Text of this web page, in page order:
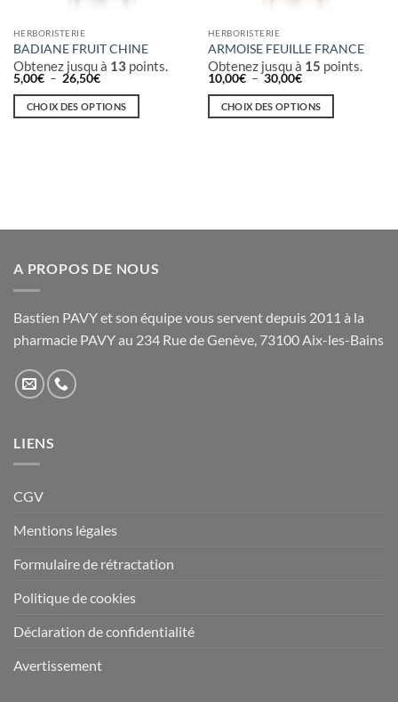
HERBORISTERIE
BADIANE FRUIT CHINE
Obtenez jusqu à 13 points.
5,00€ – 26,50€Plage
prix :
5,00€
CHOIX DES OPTIONS
être
choisies
sur
page
du
produit
HERBORISTERIE
ARMOISE FEUILLE FRANCE
Obtenez jusqu à 15 points.
10,00€ – 30,00€Plage
prix :
10,00€
CHOIX DES OPTIONS
sur
la
A PROPOS DE NOUS
Bastien PAVY et son équipe vous servent depuis 2011 à la
pharmacie PAVY au 234 Rue de Genève, 73100 Aix-les-Bains
LIENS
CGV
Mentions légales
Formulaire de rétractation
Politique de cookies
Déclaration de confidentialité
Avertissement